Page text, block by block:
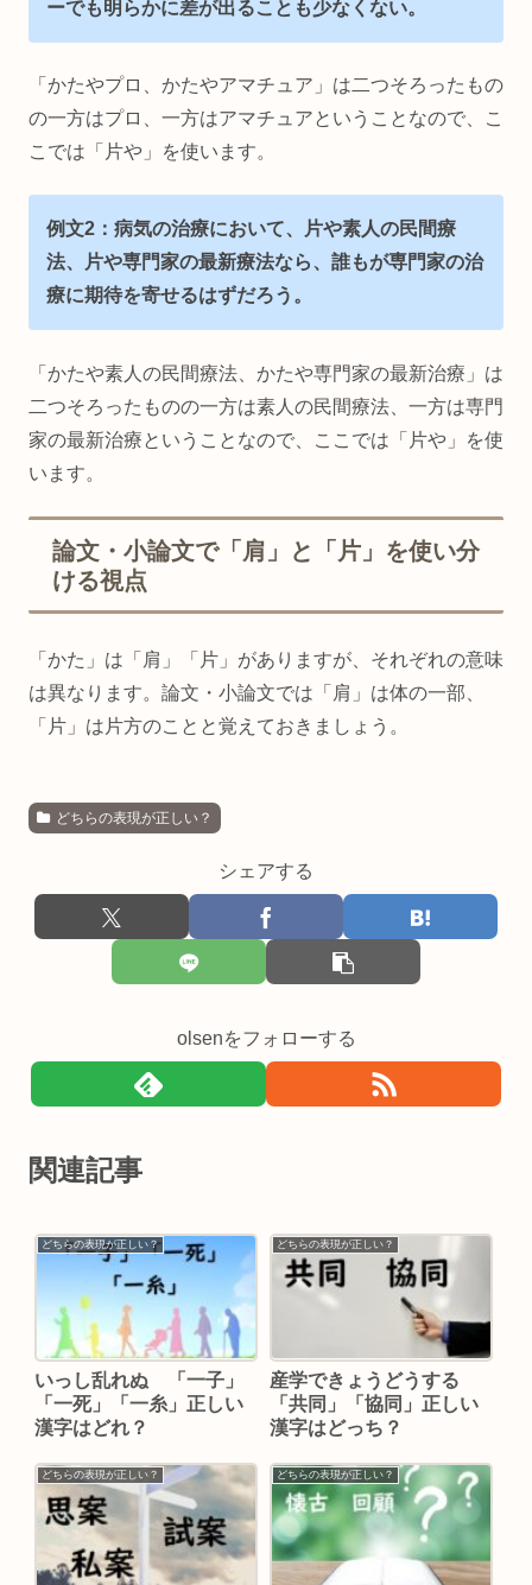
ーでも明らかに差が出ることも少なくない。
「かたやプロ、かたやアマチュア」は二つそろったもの
の一方はプロ、一方はアマチュアということなので、こ
こでは「片や」を使います。
例文2：病気の治療において、片や素人の民間療
法、片や専門家の最新療法なら、誰もが専門家の治
療に期待を寄せるはずだろう。
「かたや素人の民間療法、かたや専門家の最新治療」は
二つそろったものの一方は素人の民間療法、一方は専門
家の最新治療ということなので、ここでは「片や」を使
います。
論文・小論文で「肩」と「片」を使い分
ける視点
「かた」は「肩」「片」がありますが、それぞれの意味
は異なります。論文・小論文では「肩」は体の一部、
「片」は片方のことと覚えておきましょう。
どちらの表現が正しい？
シェアする
olsenをフォローする
関連記事
どちらの表現が正しい？
いっし乱れぬ 「一子」
「一死」「一糸」正しい
漢字はどれ？
どちらの表現が正しい？
産学できょうどうする
「共同」「協同」正しい
漢字はどっち？
どちらの表現が正しい？ どちらの表現が正しい？